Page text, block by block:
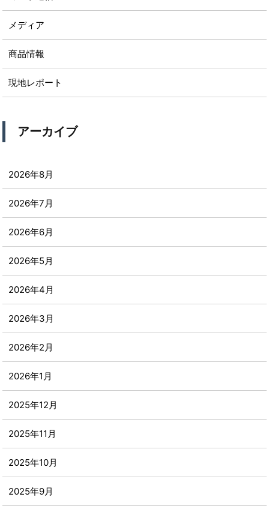
メディア
商品情報
現地レポート
アーカイブ
2026年8月
2026年7月
2026年6月
2026年5月
2026年4月
2026年3月
2026年2月
2026年1月
2025年12月
2025年11月
2025年10月
2025年9月